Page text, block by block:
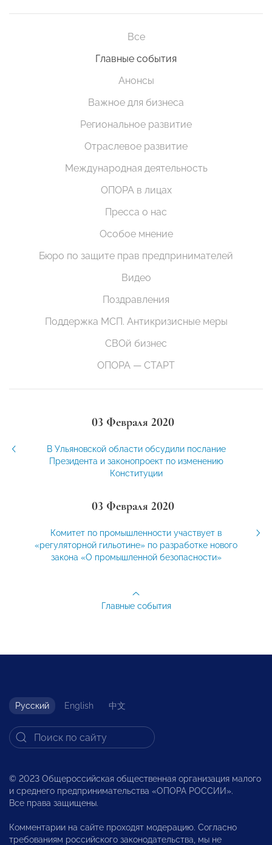
Все
Главные события
Анонсы
Важное для бизнеса
Региональное развитие
Отраслевое развитие
Международная деятельность
ОПОРА в лицах
Пресса о нас
Особое мнение
Бюро по защите прав предпринимателей
Видео
Поздравления
Поддержка МСП. Антикризисные меры
СВОй бизнес
ОПОРА — СТАРТ
03 Февраля 2020
В Ульяновской области обсудили послание
Президента и законопроект по изменению
Конституции
03 Февраля 2020
Комитет по промышленности участвует в
«регуляторной гильотине» по разработке нового
закона «О промышленной безопасности»
Главные события
Русский English 中文
© 2023 Общероссийская общественная организация малого
и среднего предпринимательства «ОПОРА РОССИИ».
Все права защищены.
Комментарии на сайте проходят модерацию. Согласно
требованиям российского законодательства, мы не